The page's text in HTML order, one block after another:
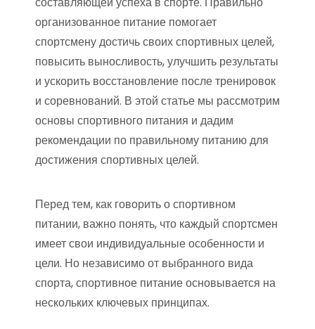
организованное питание помогает
спортсмену достичь своих спортивных целей,
повысить выносливость, улучшить результаты
и ускорить восстановление после тренировок
и соревнований. В этой статье мы рассмотрим
основы спортивного питания и дадим
рекомендации по правильному питанию для
достижения спортивных целей.
Перед тем, как говорить о спортивном
питании, важно понять, что каждый спортсмен
имеет свои индивидуальные особенности и
цели. Но независимо от выбранного вида
спорта, спортивное питание основывается на
нескольких ключевых принципах.